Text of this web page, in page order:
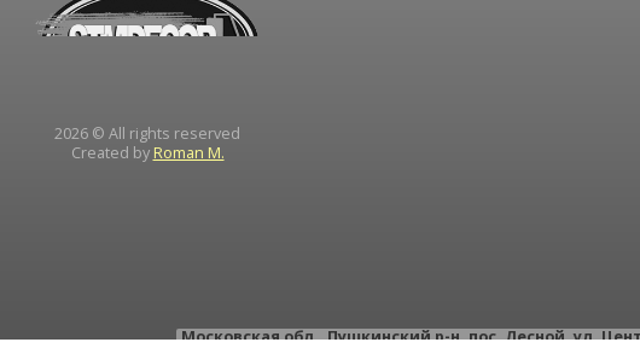
2026 © All rights reserved
Created by Roman M.
Московская обл.,Пушкинский р-н,пос. Лесной,ул.